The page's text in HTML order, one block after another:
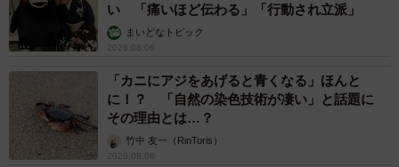
い 「痛いほど伝わる」「行動され立派」
まいどなトピック
2026.08.06
「カニにアジをあげると青くなる」ほんと
に！？ 「自然の染色技術が凄い」と話題に
その理由とは…？
竹中 友一（RinToris）
2026.08.06